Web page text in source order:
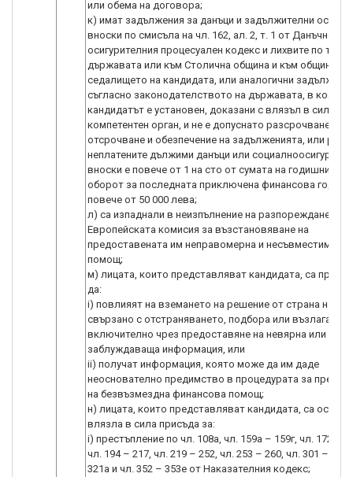
или обема на договора;
к) имат задължения за данъци и задължителни
вноски по смисъла на чл. 162, ал. 2, т. 1 от Данъчно-
осигурителния процесуален кодекс и лихвите по тях,
държавата или към Столична община и към общината
седалището на кандидата, или аналогични
съгласно законодателството на държавата, в която
кандидатът е установен, доказани с влязъл в сила
компетентен орган, и не е допуснато разсрочване,
отсрочване и обезпечение на задълженията, или
неплатените дължими данъци или
вноски е повече от 1 на сто от сумата на годишния
оборот за последната приключена финансова
повече от 50 000 лева;
л) са изпаднали в неизпълнение на разпореждане на
Европейската комисия за възстановяване на
предоставената им неправомерна и несъвместима
помощ;
м) лицата, които представляват кандидата, са
да:
i) повлияят на вземането на решение от страна на УО,
свързано с отстраняването, подбора или
включително чрез предоставяне на невярна или
заблуждаваща информация, или
ii) получат информация, която може да им даде
неоснователно предимство в процедурата за
на безвъзмездна финансова помощ;
н) лицата, които представляват кандидата, са
влязла в сила присъда за:
i) престъпление по чл. 108а, чл. 159а – 159г, чл. 172,
чл. 194 – 217, чл. 219 – 252, чл. 253 – 260, чл. 301 – 307,
321а и чл. 352 – 353е от Наказателния кодекс;